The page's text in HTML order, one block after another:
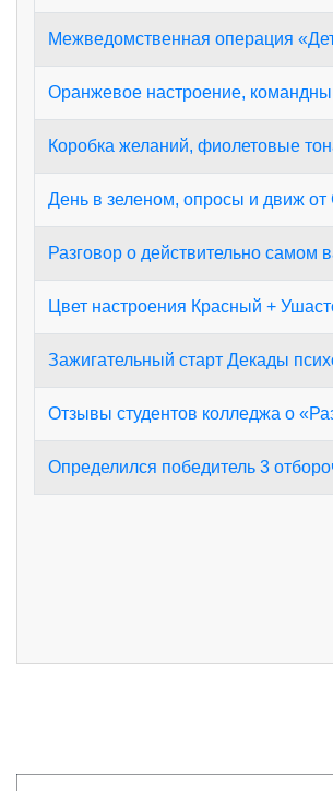
Межведомственная операция
Оранжевое настроение,
Коробка желаний, фиолетовые
День в зеленом, опросы и движ
Разговор о действительно самом
Цвет настроения Красный +
Зажигательный старт Декады
Отзывы студентов колледжа о
Определился победитель 3